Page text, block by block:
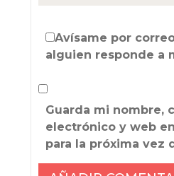
Avísame por
alguien responde a
Guarda mi nombre,
electrónico y web
para la próxima vez